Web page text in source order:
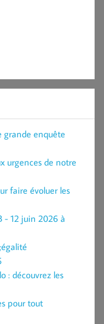
grande enquête
urgences de notre
faire évoluer les
- 12 juin 2026 à
: découvrez les
pour tout